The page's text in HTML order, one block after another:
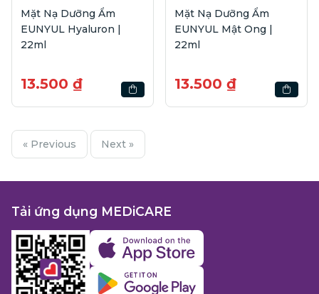
Mặt Nạ Dưỡng Ẩm
EUNYUL Hyaluron |
22ml
13.500 ₫
Mặt Nạ Dưỡng Ẩm
EUNYUL Mật Ong |
22ml
13.500 ₫
« Previous Next »
Tải ứng dụng MEDiCARE